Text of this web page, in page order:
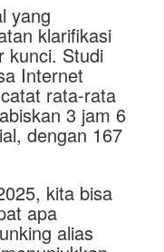
yang
klarifikasi
kunci. Studi
Internet
rata-rata
3 jam 6
dengan 167
kita bisa
apa
alias